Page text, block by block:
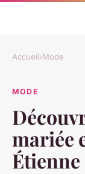
Accueil›Mode
MODE
mariée
Étienne